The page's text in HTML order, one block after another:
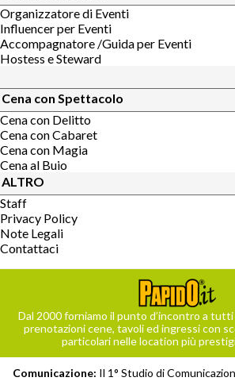
Organizzatore di Eventi
Influencer per Eventi
Accompagnatore /Guida per Eventi
Hostess e Steward
Cena con Spettacolo
Cena con Delitto
Cena con Cabaret
Cena con Magia
Cena al Buio
ALTRO
Staff
Privacy Policy
Note Legali
Contattaci
Dal 2000 forniamo il punto d’incontro a
prenotazioni cene, tavoli ed ingressi con
particolari nelle location più
Comunicazione: Il 1° Studio di